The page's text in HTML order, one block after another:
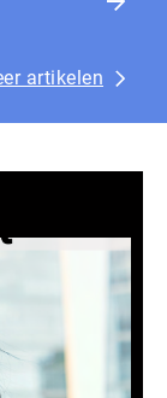
artikelen